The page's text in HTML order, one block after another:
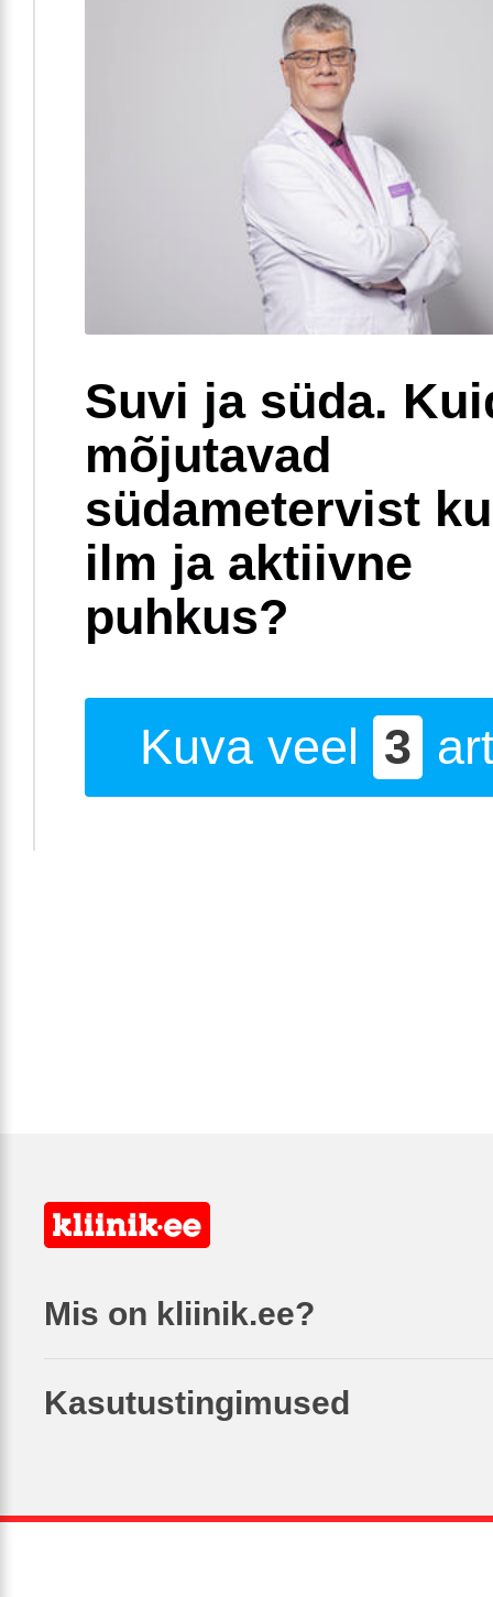
Suvi ja süda.
mõjutavad
südametervist
ilm ja aktiivne
puhkus?
Kuva veel 3
Mis on kliinik.ee?
Kasutustingimused